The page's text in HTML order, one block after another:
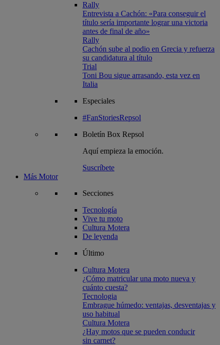
Rally
Entrevista a Cachón: «Para conseguir el
título sería importante lograr una victoria
antes de final de año»
Rally
Cachón sube al podio en Grecia y refuerza
su candidatura al título
Trial
Toni Bou sigue arrasando, esta vez en
Italia
Especiales
#FanStoriesRepsol
Boletín Box Repsol
Aquí empieza la emoción.
Suscríbete
Más Motor
Secciones
Tecnología
Vive tu moto
Cultura Motera
De leyenda
Último
Cultura Motera
¿Cómo matricular una moto nueva y
cuánto cuesta?
Tecnologia
Embrague húmedo: ventajas, desventajas y
uso habitual
Cultura Motera
¿Hay motos que se pueden conducir
sin carnet?